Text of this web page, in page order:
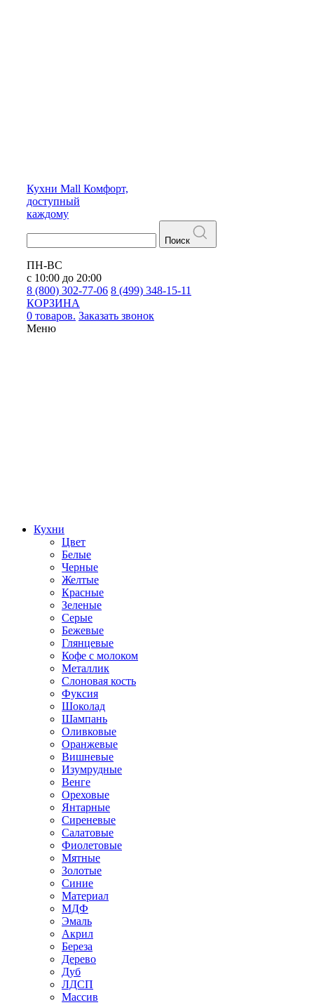
Кухни Mall Комфорт,
доступный
каждому
Поиск
ПН-ВС
с 10:00 до 20:00
8 (800) 302-77-06 8 (499) 348-15-11
КОРЗИНА
0 товаров. Заказать звонок
Меню
Кухни
Цвет
Белые
Черные
Желтые
Красные
Зеленые
Серые
Бежевые
Глянцевые
Кофе с молоком
Металлик
Слоновая кость
Фуксия
Шоколад
Шампань
Оливковые
Оранжевые
Вишневые
Изумрудные
Венге
Ореховые
Янтарные
Сиреневые
Салатовые
Фиолетовые
Мятные
Золотые
Синие
Материал
МДФ
Эмаль
Акрил
Береза
Дерево
Дуб
ЛДСП
Массив